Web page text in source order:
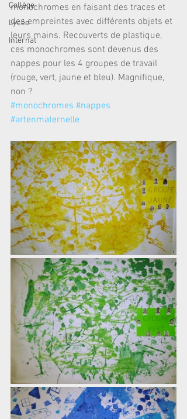
Collège
Lycée
Internat
monochromes en faisant des traces et
des empreintes avec différents objets et
leurs mains. Recouverts de plastique,
ces monochromes sont devenus des
nappes pour les 4 groupes de travail
(rouge, vert, jaune et bleu). Magnifique,
non ?
#monochromes #nappes
#artenmaternelle